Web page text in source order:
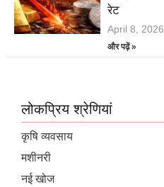
रेट
April 8, 2026
और पढ़ें »
लोकप्रिय श्रेणियां
कृषि व्यवसाय
मशीनरी
नई खोज